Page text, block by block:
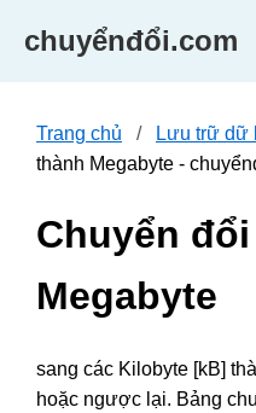
chuyểnđổi.com
Trang chủ Lưu trữ dữ
thành Megabyte -
Chuyển
Megabyte
sang các Kilobyte [kB]
hoặc ngược lại. Bảng